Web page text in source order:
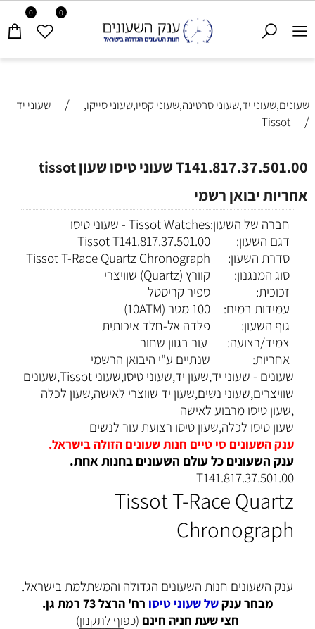
0 0
שעונים,שעוני יד,שעוני סרטינה,שעוני קסיו,שעוני סייקו, / שעוני יד
/
Tissot
T141.817.37.501.00 שעוני טיסו שעון tissot
אחריות יבואן רשמי
חברה של השעון:Tissot Watches - שעוני טיסו
דגם השעון:
Tissot T141.817.37.501.00
סדרת השעון:
Tissot T-Race Quartz Chronograph
סוג המנגנון:
קוורץ (Quartz) שוויצרי
זכוכית:
ספיר קריסטל
עמידות במים:
100 מטר (10ATM)
גוף השעון:
פלדה אל-חלד איכותית
צמיד/רצועה:
עור בגוון שחור
אחריות:
שנתיים ע"י היבואן הרשמי
שעונים - שעוני יד,שעון יד,שעוני טיסו,שעוני Tissot,שעונים
שוויצרים,שעוני נשים,שעון יד שווצרי לאישה,שעון לכלה
,שעון טיסו מרבוע לאישה
שעון טיסו לכלה,שעון טיסו רצועת עור לנשים
ענק השעונים סי טיים חנות שעונים הזולה בישראל.
ענק השעונים כל עולם השעונים בחנות אחת.
T141.817.37.501.00
Tissot T-Race Quartz
Chronograph
ענק השעונים חנות השעונים הגדולה והמשתלמת בישראל.
מבחר ענקשל שעוני טיסו רח' הרצל 73 רמת גן.
חצי שעת חניה חינם (כפוף לתקנון)